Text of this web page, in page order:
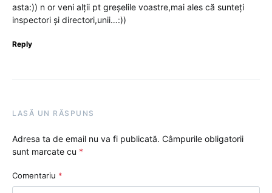
asta:)) n or veni alții pt greșelile voastre,mai ales că sunteți
inspectori și directori,unii…:))
Reply
LASĂ UN RĂSPUNS
Adresa ta de email nu va fi publicată. Câmpurile obligatorii
sunt marcate cu *
Comentariu *